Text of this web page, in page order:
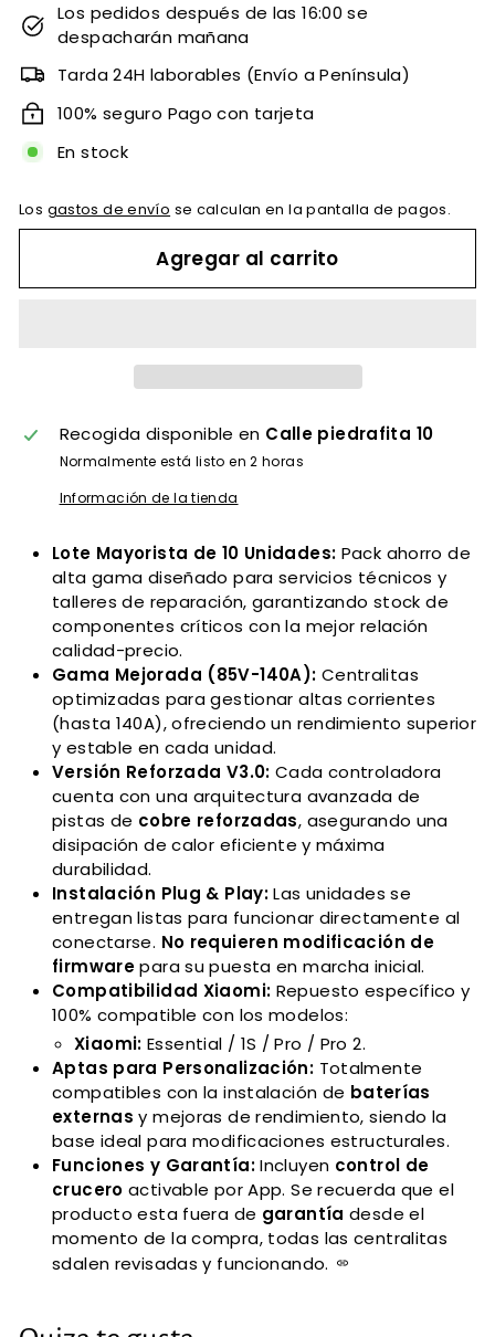
Los pedidos después de las 16:00 se
despacharán mañana
Tarda 24H laborables (Envío a Península)
100% seguro Pago con tarjeta
En stock
Los gastos de envío se calculan en la pantalla de pagos.
Agregar al carrito
Recogida disponible en Calle piedrafita 10
Normalmente está listo en 2 horas
Información de la tienda
Lote Mayorista de 10 Unidades: Pack ahorro de
alta gama diseñado para servicios técnicos y
talleres de reparación, garantizando stock de
componentes críticos con la mejor relación
calidad-precio.
Gama Mejorada (85V-140A): Centralitas
optimizadas para gestionar altas corrientes
(hasta 140A), ofreciendo un rendimiento superior
y estable en cada unidad.
Versión Reforzada V3.0: Cada controladora
cuenta con una arquitectura avanzada de
pistas de cobre reforzadas, asegurando una
disipación de calor eficiente y máxima
durabilidad.
Instalación Plug & Play: Las unidades se
entregan listas para funcionar directamente al
conectarse. No requieren modificación de
firmware para su puesta en marcha inicial.
Compatibilidad Xiaomi: Repuesto específico y
100% compatible con los modelos:
Xiaomi: Essential / 1S / Pro / Pro 2.
Aptas para Personalización: Totalmente
compatibles con la instalación de baterías
externas y mejoras de rendimiento, siendo la
base ideal para modificaciones estructurales.
Funciones y Garantía: Incluyen control de
crucero activable por App. Se recuerda que el
producto esta fuera de garantía desde el
momento de la compra, todas las centralitas
sdalen revisadas y funcionando.